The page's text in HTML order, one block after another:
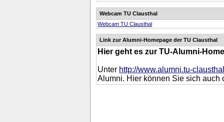
Webcam TU Clausthal
Webcam TU Clausthal
Link zur Alumni-Homepage der TU Clausthal
Hier geht es zur TU-Alumni-
Unter http://www.alumni.tu-
Alumni. Hier können Sie sich auch